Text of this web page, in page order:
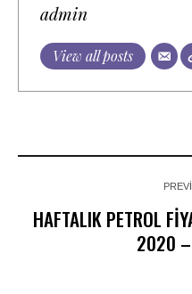
admin
View all posts
HAFTALIK PETROL
2020